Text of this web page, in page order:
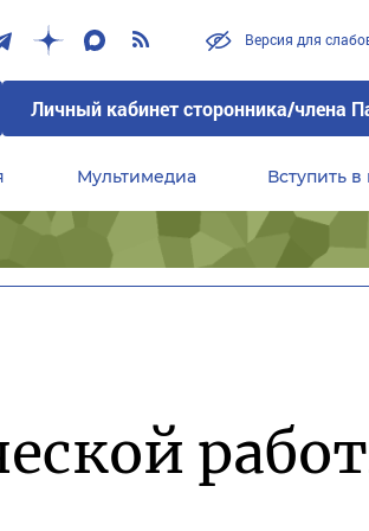
Версия для
Личный кабинет сторонника/члена
Мультимедиа Вступить